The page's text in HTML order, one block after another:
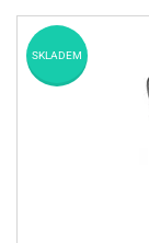
SKLADEM